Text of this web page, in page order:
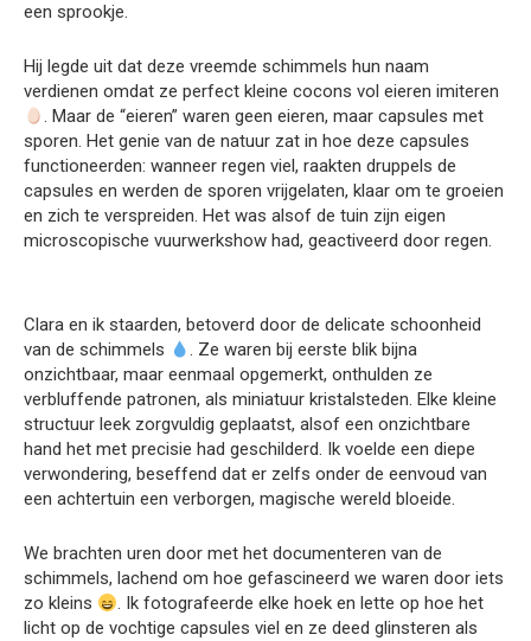
een sprookje.
Hij legde uit dat deze vreemde schimmels hun naam
verdienen omdat ze perfect kleine cocons vol eieren imiteren
. Maar de “eieren” waren geen eieren, maar capsules met
sporen. Het genie van de natuur zat in hoe deze capsules
functioneerden: wanneer regen viel, raakten druppels de
capsules en werden de sporen vrijgelaten, klaar om te groeien
en zich te verspreiden. Het was alsof de tuin zijn eigen
microscopische vuurwerkshow had, geactiveerd door regen.
Clara en ik staarden, betoverd door de delicate schoonheid
van de schimmels
. Ze waren bij eerste blik bijna
onzichtbaar, maar eenmaal opgemerkt, onthulden ze
verbluffende patronen, als miniatuur kristalsteden. Elke kleine
structuur leek zorgvuldig geplaatst, alsof een onzichtbare
hand het met precisie had geschilderd. Ik voelde een diepe
verwondering, beseffend dat er zelfs onder de eenvoud van
een achtertuin een verborgen, magische wereld bloeide.
We brachten uren door met het documenteren van de
schimmels, lachend om hoe gefascineerd we waren door iets
zo kleins
. Ik fotografeerde elke hoek en lette op hoe het
licht op de vochtige capsules viel en ze deed glinsteren als